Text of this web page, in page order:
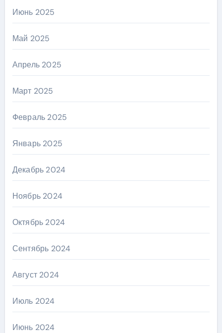
Июнь 2025
Май 2025
Апрель 2025
Март 2025
Февраль 2025
Январь 2025
Декабрь 2024
Ноябрь 2024
Октябрь 2024
Сентябрь 2024
Август 2024
Июль 2024
Июнь 2024